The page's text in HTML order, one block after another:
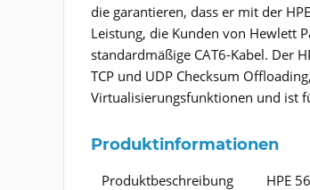
die garantieren, dass er mit der
Leistung, die Kunden von Hewlett
standardmäßige CAT6-Kabel. Der
TCP und UDP Checksum
Virtualisierungsfunktionen und ist
Produktinformationen
Produktbeschreibung
HPE